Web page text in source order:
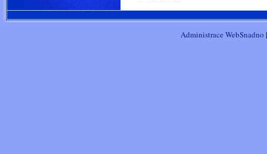
Administrace WebSnadno